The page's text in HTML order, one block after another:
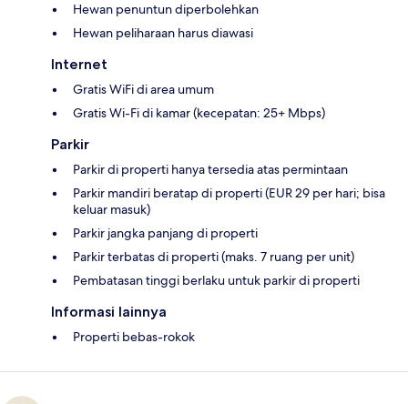
Hewan penuntun diperbolehkan
Hewan peliharaan harus diawasi
Internet
Gratis WiFi di area umum
Gratis Wi-Fi di kamar (kecepatan: 25+ Mbps)
Parkir
Parkir di properti hanya tersedia atas permintaan
Parkir mandiri beratap di properti (EUR 29 per hari; bisa
keluar masuk)
Parkir jangka panjang di properti
Parkir terbatas di properti (maks. 7 ruang per unit)
Pembatasan tinggi berlaku untuk parkir di properti
Informasi lainnya
Properti bebas-rokok